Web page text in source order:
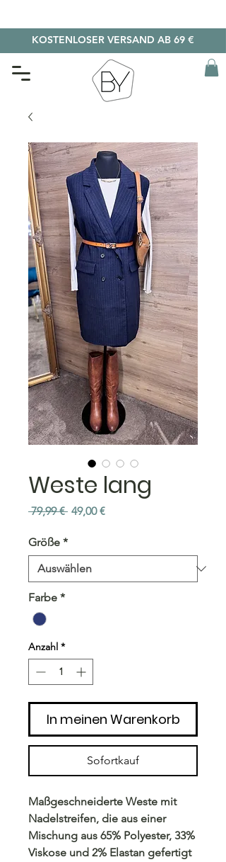
KOSTENLOSER VERSAND AB 69 €
Weste lang
79,99 € Standardpreis
49,00 €Sale-
Größe *
Farbe *
Anzahl *
In meinen Warenkorb
Sofortkauf
Maßgeschneiderte Weste mit
Nadelstreifen, die aus einer
Mischung aus 65% Polyester, 33%
Viskose und 2% Elastan gefertigt